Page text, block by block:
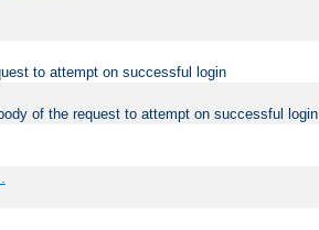
to attempt on successful login
of the request to attempt on successful login